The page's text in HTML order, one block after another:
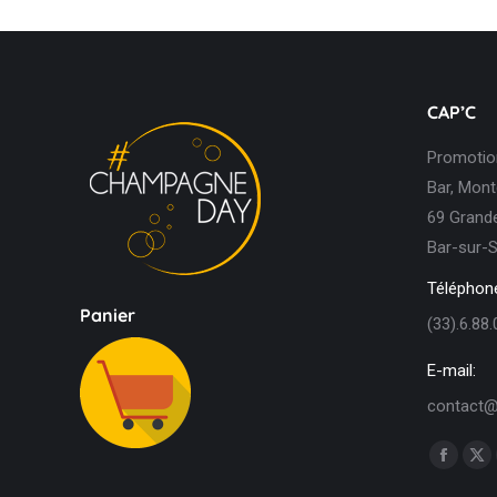
Panier
CAP’C
Bar,
69
Bar-sur-
E-mail:
Trouvez
X